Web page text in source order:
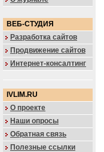
ВЕБ-СТУДИЯ
Разработка сайтов
Продвижение сайтов
Интернет-консалтинг
IVLIM.RU
О проекте
Наши опросы
Обратная связь
Полезные ссылки